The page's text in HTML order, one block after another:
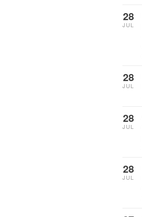
28
JUL
28
JUL
28
JUL
28
JUL